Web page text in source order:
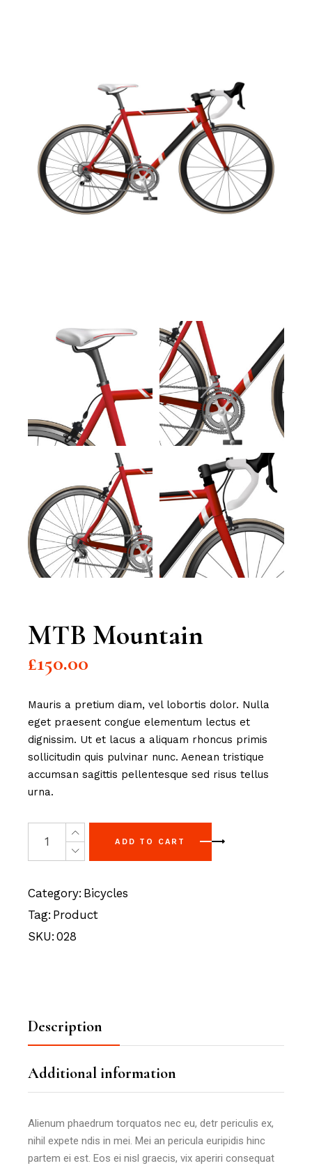
MTB Mountain
£150.00
Mauris a pretium diam, vel lobortis dolor. Nulla
eget praesent congue elementum lectus et
dignissim. Ut et lacus a aliquam rhoncus primis
sollicitudin quis pulvinar nunc. Aenean tristique
accumsan sagittis pellentesque sed risus tellus
urna.
ADD TO CART
Category: Bicycles
Tag: Product
SKU: 028
Description
Additional information
Alienum phaedrum torquatos nec eu, detr periculis ex,
nihil expete ndis in mei. Mei an pericula euripidis hinc
partem ei est. Eos ei nisl graecis, vix aperiri consequat